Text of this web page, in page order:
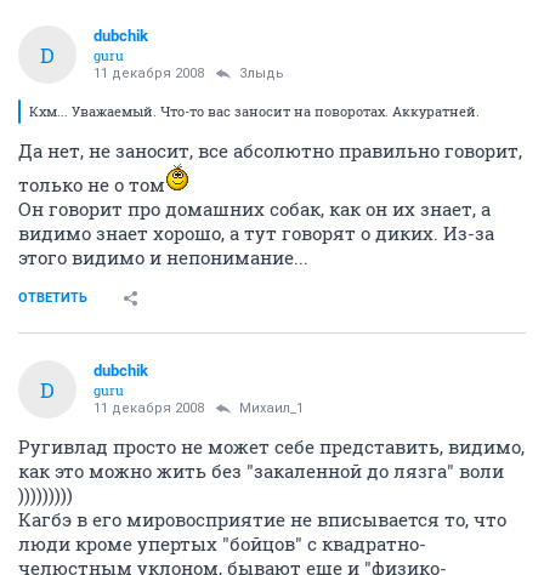
D
dubchik
guru
11 декабря 2008 Злыдь
Кхм... Уважаемый. Что-то вас заносит на поворотах. Аккуратней.
Да нет, не заносит, все абсолютно правильно говорит,
только не о том
Он говорит про домашних собак, как он их знает, а
видимо знает хорошо, а тут говорят о диких. Из-за
этого видимо и непонимание...
ОТВЕТИТЬ
D
dubchik
guru
11 декабря 2008 Михаил_1
Ругивлад просто не может себе представить, видимо,
как это можно жить без "закаленной до лязга" воли
)))))))))
Кагбэ в его мировосприятие не вписывается то, что
люди кроме упертых "бойцов" с квадратно-
челюстным уклоном, бывают еще и "физико-